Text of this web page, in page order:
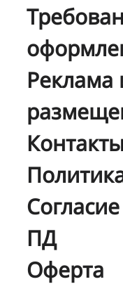
Реклама
Контакты
ПД
Оферта